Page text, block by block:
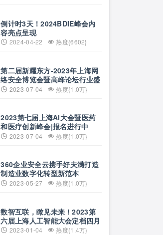
倒计时3天！2024BDIE峰会内
容亮点呈现
2024-04-22 热度{6602}
第二届新耀东方-2023年上海网
络安全博览会暨高峰论坛行业盛
会1天倒计时
2023-07-04 热度{1.0万}
2023第七届上海AI大会暨医药
和医疗创新峰会|报名进行中
2023-07-04 热度{1.0万}
360企业安全云携手好夫满打造
制造业数字化转型新范本
2023-05-27 热度{1.0万}
数智互联，瞰见未来！2023第
六届上海人工智能大会定档四月
上海2023-01-04 热度{1.4万}